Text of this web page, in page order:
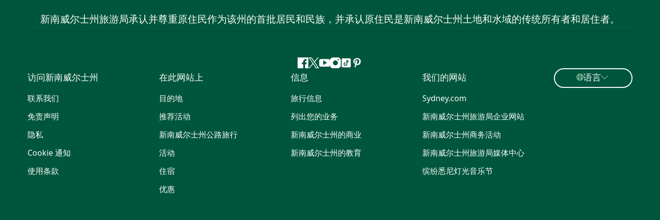
新南威尔士州旅游局承认并尊重原住民作为该州的首批居民和民族，并承认原住民是新南威尔士州土地和水域的传统所有者和居住者。
Facebook
叽
喳
喳
YouTube
Instagram
抖 Pinterest
访问新南威尔士州
联系我们
免责声明
隐私
Cookie 通知
使用条款
在此网站上
目的地
推荐活动
新南威尔士州公路旅行
活动
住宿
优惠
信息
旅行信息
列出您的业务
新南威尔士州的商业
新南威尔士州的教育
我们的网站
Sydney.com
新南威尔士州旅游局企业网站
新南威尔士州商务活动
新南威尔士州旅游局媒体中心
缤纷悉尼灯光音乐节
语言